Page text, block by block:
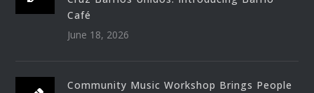
Café
June 18, 2026
Community Music Workshop Brings People